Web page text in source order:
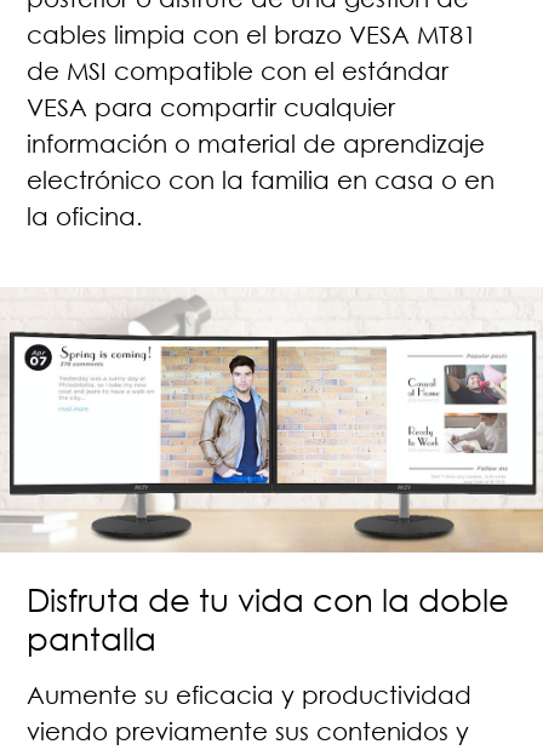
cables limpia con el brazo VESA MT81
de MSI compatible con el estándar
VESA para compartir cualquier
información o material de aprendizaje
electrónico con la familia en casa o en
la oficina.
Disfruta de tu vida con la doble
pantalla
Aumente su eficacia y productividad
viendo previamente sus contenidos y